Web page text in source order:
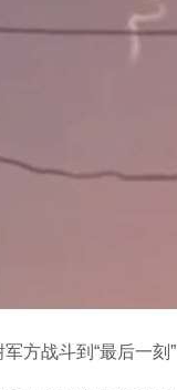
方战斗到“最后一刻”